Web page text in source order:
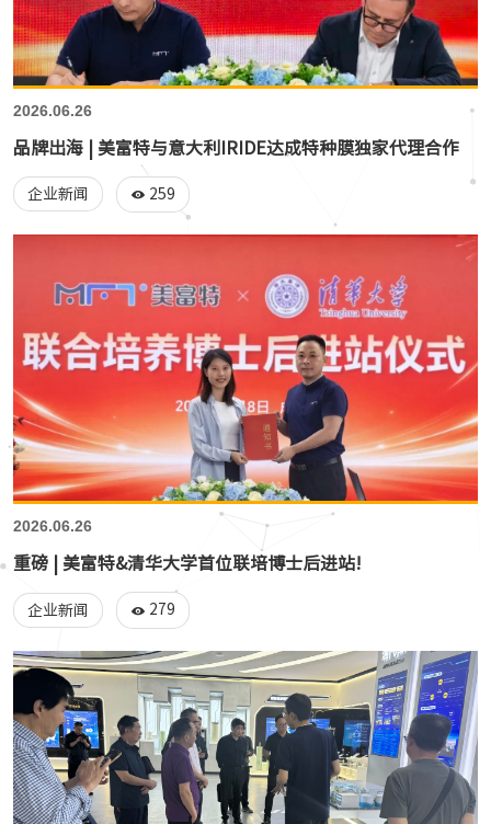
2026.06.26
品牌出海 | 美富特与意大利IRIDE达成特种膜独家代理合作
企业新闻 259
2026.06.26
重磅 | 美富特&清华大学首位联培博士后进站!
企业新闻 279